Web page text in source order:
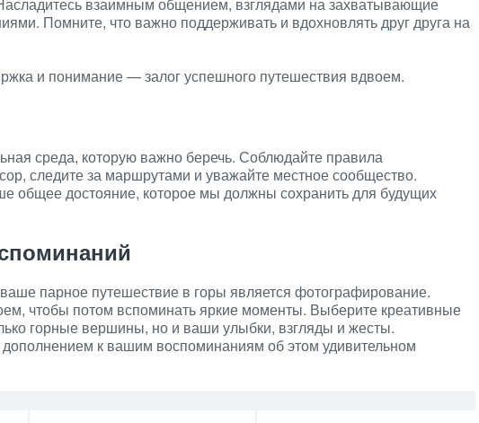
Помните, что важно поддерживать и вдохновлять друг друга на
и понимание — залог успешного путешествия вдвоем.
среда, которую важно беречь. Соблюдайте правила
следите за маршрутами и уважайте местное сообщество.
общее достояние, которое мы должны сохранить для будущих
парное путешествие в горы является фотографирование.
чтобы потом вспоминать яркие моменты. Выберите креативные
горные вершины, но и ваши улыбки, взгляды и жесты.
к вашим воспоминаниям об этом удивительном